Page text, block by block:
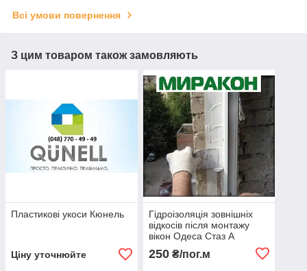
Всі умови повернення
З цим товаром також замовляють
Пластикові укоси Кюнель
Ціну уточнюйте
Гідроізоляція зовнішніх
відкосів після монтажу
вікон Одеса Стаз А
250₴/пог.м